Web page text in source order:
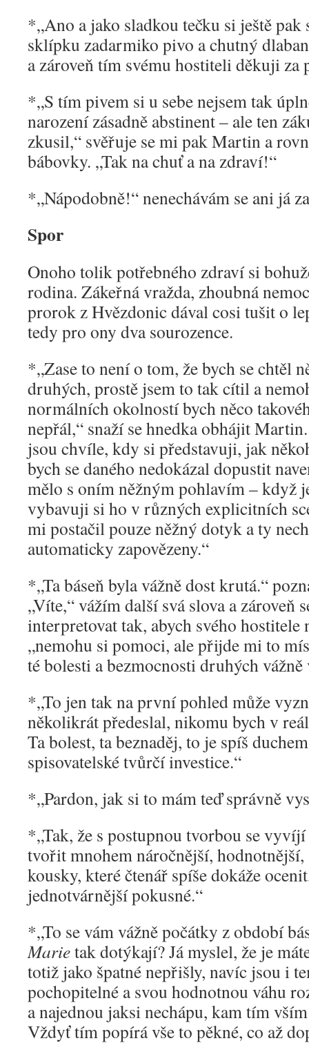
*„Ano a jako sladkou tečku si ještě pak
sklípku zadarmiko pivo a chutný
a zároveň tím svému hostiteli děkuji za
*„S tím pivem si u sebe nejsem tak
narození zásadně abstinent – ale ten
zkusil,“ svěřuje se mi pak Martin a
bábovky. „Tak na chuť a na zdraví!“
*„Nápodobně!“ nenechávám se ani já
Spor
Onoho tolik potřebného zdraví si
rodina. Zákeřná vražda, zhoubná
prorok z Hvězdonic dával cosi tušit o
tedy pro ony dva sourozence.
*„Zase to není o tom, že bych se chtěl
druhých, prostě jsem to tak cítil a
normálních okolností bych něco
nepřál,“ snaží se hnedka obhájit
jsou chvíle, kdy si představuji, jak
bych se daného nedokázal dopustit
mělo s oním něžným pohlavím – když
vybavuji si ho v různých explicitních
mi postačil pouze něžný dotyk a ty
automaticky zapovězeny.“
*„Ta báseň byla vážně dost krutá.“
„Víte,“ vážím další svá slova a zároveň
interpretovat tak, abych svého hostitele
„nemohu si pomoci, ale přijde mi to
té bolesti a bezmocnosti druhých
*„To jen tak na první pohled může
několikrát předeslal, nikomu bych v
Ta bolest, ta beznaděj, to je spíš
spisovatelské tvůrčí investice.“
*„Pardon, jak si to mám teď správně
*„Tak, že s postupnou tvorbou se
tvořit mnohem náročnější,
kousky, které čtenář spíše dokáže
jednotvárnější pokusné.“
*„To se vám vážně počátky z období
Marietak dotýkají? Já myslel, že je
totiž jako špatné nepřišly, navíc jsou i
pochopitelné a svou hodnotnou váhu
a najednou jaksi nechápu, kam tím
Vždyť tím popírá vše to pěkné, co až